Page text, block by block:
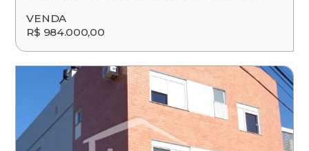
VENDA
R$ 984.000,00